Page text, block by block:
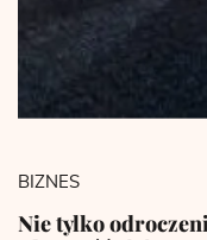
BIZNES
Nie tylko